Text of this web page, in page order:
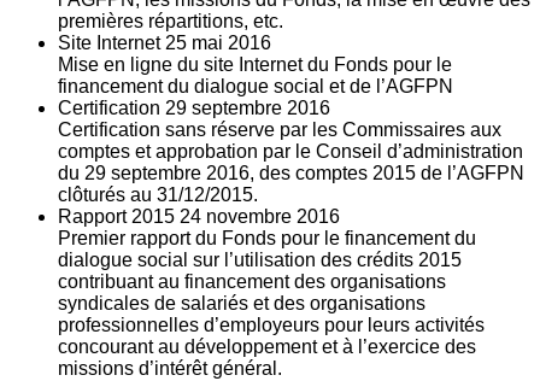
premières répartitions, etc.
Site Internet 25 mai 2016
Mise en ligne du site Internet du Fonds pour le
financement du dialogue social et de l’AGFPN
Certification 29 septembre 2016
Certification sans réserve par les Commissaires aux
comptes et approbation par le Conseil d’administration
du 29 septembre 2016, des comptes 2015 de l’AGFPN
clôturés au 31/12/2015.
Rapport 2015 24 novembre 2016
Premier rapport du Fonds pour le financement du
dialogue social sur l’utilisation des crédits 2015
contribuant au financement des organisations
syndicales de salariés et des organisations
professionnelles d’employeurs pour leurs activités
concourant au développement et à l’exercice des
missions d’intérêt général.